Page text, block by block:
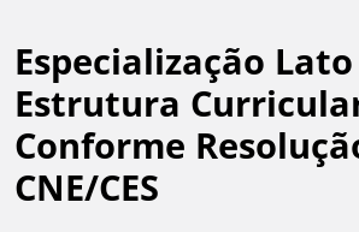
Especialização Lato
Estrutura
Conforme
CNE/CES